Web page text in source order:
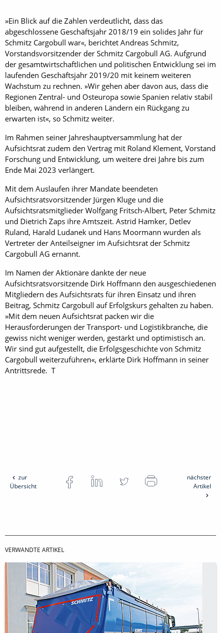
»Ein Blick auf die Zahlen verdeutlicht, dass das
abgeschlossene Geschäftsjahr 2018/19 ein solides Jahr für
Schmitz Cargobull war«, berichtet Andreas Schmitz,
Vorstandsvorsitzender der Schmitz Cargobull AG. Aufgrund
der gesamtwirtschaftlichen und politischen Entwicklung sei im
laufenden Geschäftsjahr 2019/20 mit keinem weiteren
Wachstum zu rechnen. »Wir gehen aber davon aus, dass die
Regionen Zentral- und Osteuropa sowie Spanien relativ stabil
bleiben, während in anderen Ländern ein Rückgang zu
erwarten ist«, so Schmitz weiter.
Im Rahmen seiner Jahreshauptversammlung hat der
Aufsichtsrat zudem den Vertrag mit Roland Klement, Vorstand
Forschung und Entwicklung, um weitere drei Jahre bis zum
Ende Mai 2023 verlängert.
Mit dem Auslaufen ihrer Mandate beendeten
Aufsichtsratsvorsitzender Jürgen Kluge und die
Aufsichtsratsmitglieder Wolfgang Fritsch-Albert, Peter Schmitz
und Dietrich Zaps ihre Amtszeit. Astrid Hamker, Detlev
Ruland, Harald Ludanek und Hans Moormann wurden als
Vertreter der Anteilseigner im Aufsichtsrat der Schmitz
Cargobull AG ernannt.
Im Namen der Aktionäre dankte der neue
Aufsichtsratsvorsitzende Dirk Hoffmann den ausgeschiedenen
Mitgliedern des Aufsichtsrats für ihren Einsatz und ihren
Beitrag, Schmitz Cargobull auf Erfolgskurs gehalten zu haben.
»Mit dem neuen Aufsichtsrat packen wir die
Herausforderungen der Transport- und Logistikbranche, die
gewiss nicht weniger werden, gestärkt und optimistisch an.
Wir sind gut aufgestellt, die Erfolgsgeschichte von Schmitz
Cargobull weiterzuführen«, erklärte Dirk Hoffmann in seiner
Antrittsrede. T
zur
Übersicht
nächster
Artikel
VERWANDTE ARTIKEL